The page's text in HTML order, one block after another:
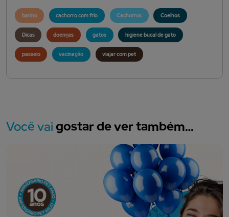
banho cachorro com frio Cachorros Coelhos
Dicas doenças gatos higiene bucal de gato
passeio vacinação viajar com pet
Você vaigostar de ver também…